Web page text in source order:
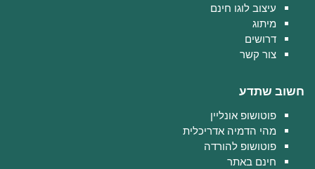
עיצוב לוגו חינם
מיתוג
דרושים
צור קשר
חשוב שתדע
פוטושופ אונליין
מהי הדמיה אדריכלית
פוטושופ להורדה
חינם באתר